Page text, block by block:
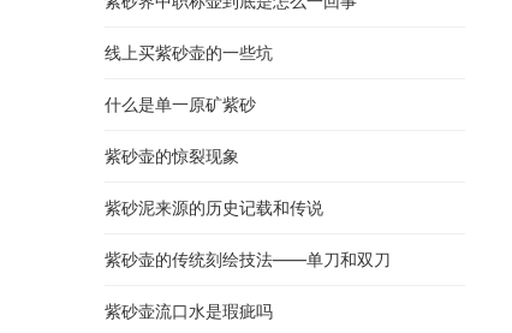
线上买紫砂壶的一些坑
什么是单一原矿紫砂
紫砂壶的惊裂现象
紫砂泥来源的历史记载和传说
紫砂壶的传统刻绘技法——单刀和双刀
紫砂壶流口水是瑕疵吗